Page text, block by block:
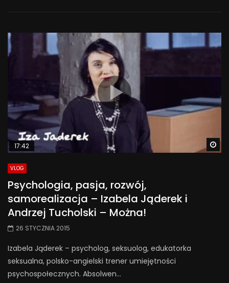
17:42
VLOG
Psychologia, pasja, rozwój,
samorealizacja – Izabela Jąderek i
Andrzej Tucholski – Można!
26 STYCZNIA 2015
Izabela Jąderek – psycholog, seksuolog, edukatorka
seksualna, polsko-angielski trener umiejętności
psychospołecznych. Absolwen...